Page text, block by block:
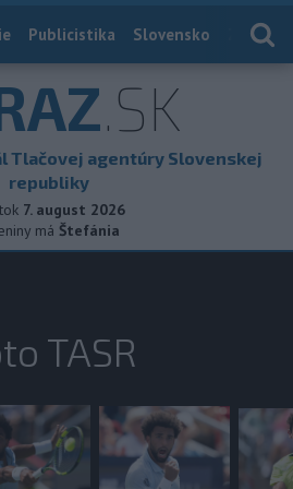
Publicistika Slovensko
.SK
Tlačovej agentúry Slovenskej
republiky
7. august 2026
má Štefánia
TASR